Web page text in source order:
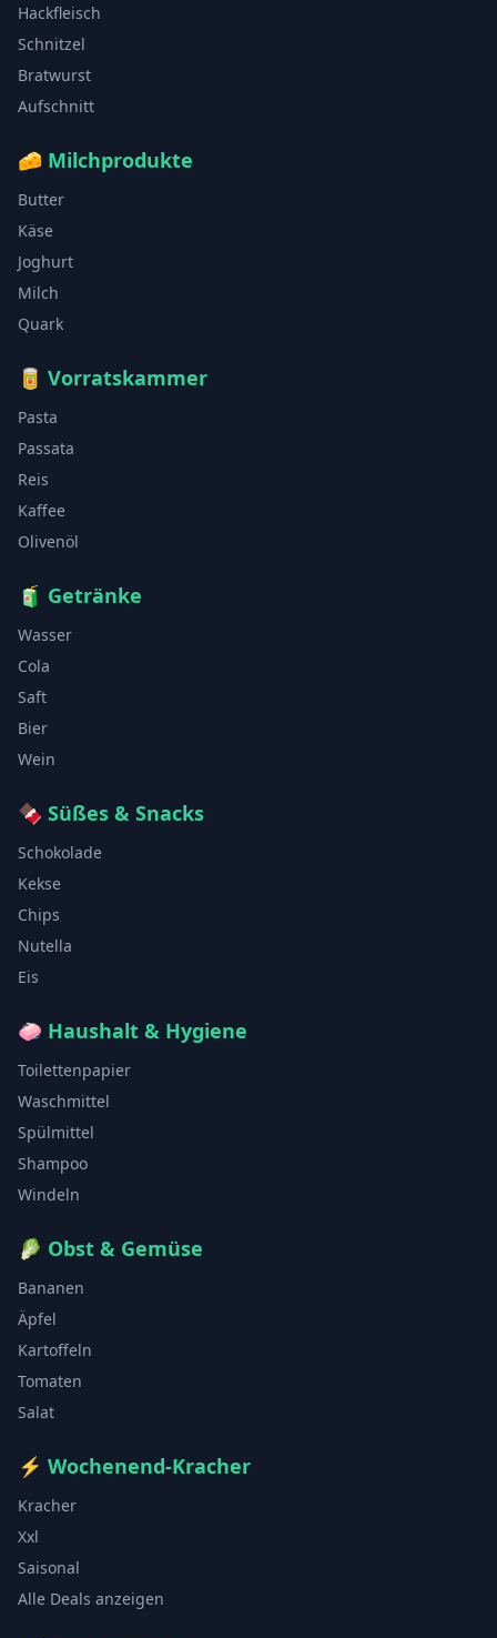
Hackfleisch
Schnitzel
Bratwurst
Aufschnitt
🧀 Milchprodukte
Butter
Käse
Joghurt
Milch
Quark
🥫 Vorratskammer
Pasta
Passata
Reis
Kaffee
Olivenöl
🧃 Getränke
Wasser
Cola
Saft
Bier
Wein
🍫 Süßes & Snacks
Schokolade
Kekse
Chips
Nutella
Eis
🧼 Haushalt & Hygiene
Toilettenpapier
Waschmittel
Spülmittel
Shampoo
Windeln
🥬 Obst & Gemüse
Bananen
Äpfel
Kartoffeln
Tomaten
Salat
⚡ Wochenend-Kracher
Kracher
Xxl
Saisonal
Alle Deals anzeigen